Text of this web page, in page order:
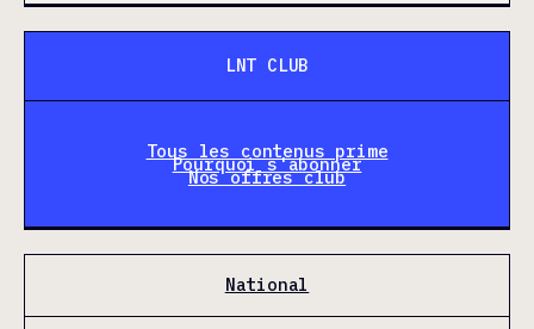
LNT CLUB
Tous les contenus prime
Pourquoi s'abonner
Nos offres club
National